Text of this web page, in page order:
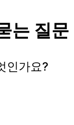
는 질문
인가요?